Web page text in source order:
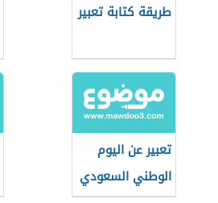
طريقة كتابة تعبير
تعبير عن اليوم
الوطني السعودي